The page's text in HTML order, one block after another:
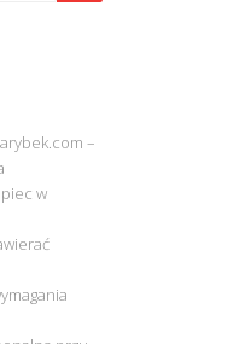
–
w